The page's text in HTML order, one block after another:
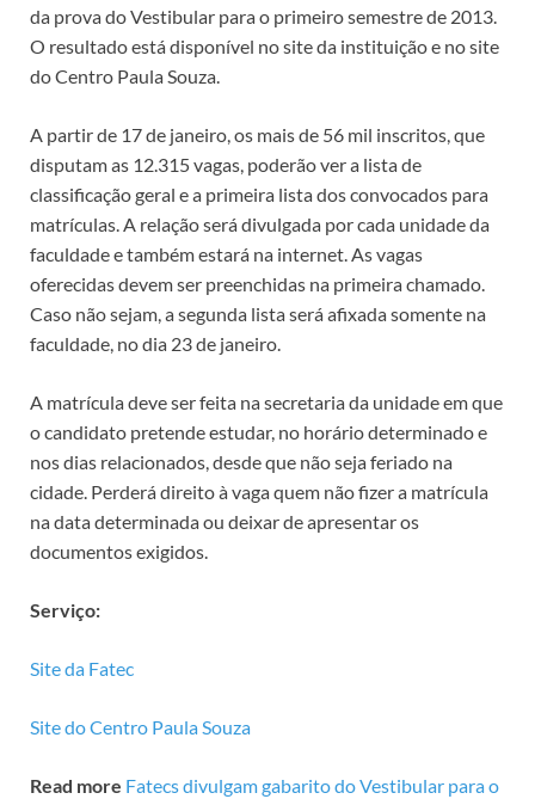
da prova do Vestibular para o primeiro semestre de 2013.
O resultado está disponível no site da instituição e no site
do Centro Paula Souza.
A partir de 17 de janeiro, os mais de 56 mil inscritos, que
disputam as 12.315 vagas, poderão ver a lista de
classificação geral e a primeira lista dos convocados para
matrículas. A relação será divulgada por cada unidade da
faculdade e também estará na internet. As vagas
oferecidas devem ser preenchidas na primeira chamado.
Caso não sejam, a segunda lista será afixada somente na
faculdade, no dia 23 de janeiro.
A matrícula deve ser feita na secretaria da unidade em que
o candidato pretende estudar, no horário determinado e
nos dias relacionados, desde que não seja feriado na
cidade. Perderá direito à vaga quem não fizer a matrícula
na data determinada ou deixar de apresentar os
documentos exigidos.
Serviço:
Site da Fatec
Site do Centro Paula Souza
Read more Fatecs divulgam gabarito do Vestibular para o